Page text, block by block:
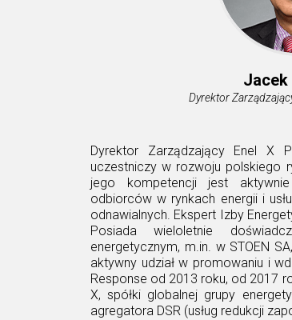
Dyrektor Zarządzający Enel
uczestniczy w rozwoju polskiego
jego kompetencji jest
odbiorców w rynkach energii i
odnawialnych. Ekspert Izby
Posiada wieloletnie
energetycznym, m.in. w STOEN
aktywny udział w promowaniu i
Response od 2013 roku, od 2017
X, spółki globalnej grupy
agregatora DSR (usług redukcji
Dyrektor
Jacek